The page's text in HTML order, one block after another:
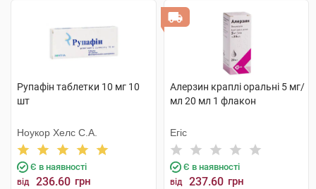
Рупафін таблетки 10 мг 10
шт
Ноукор Хелс С.А.
Є в наявності
від 236.60 грн
Алерзин краплі оральні 5 мг/
мл 20 мл 1 флакон
Егіс
Є в наявності
від 237.60 грн